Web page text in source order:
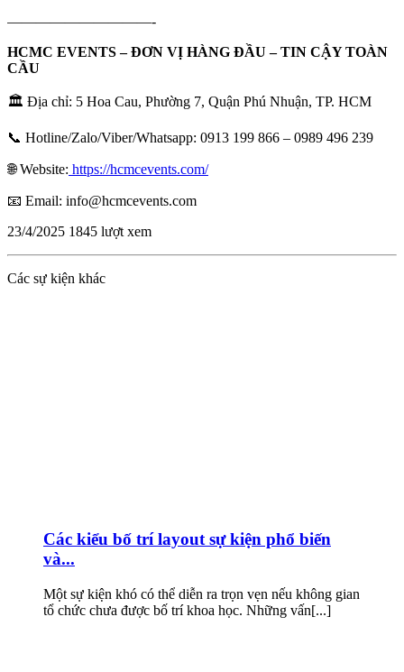
——————————-
HCMC EVENTS – ĐƠN VỊ HÀNG ĐẦU – TIN CẬY TOÀN
CẦU
🏛️ Địa chỉ: 5 Hoa Cau, Phường 7, Quận Phú Nhuận, TP. HCM
📞 Hotline/Zalo/Viber/Whatsapp: 0913 199 866 – 0989 496 239
🌐 Website: https://hcmcevents.com/
📧 Email: info@hcmcevents.com
23/4/2025 1845 lượt xem
Các sự kiện khác
Các kiểu bố trí layout sự kiện phổ biến
và...
Một sự kiện khó có thể diễn ra trọn vẹn nếu không gian
tổ chức chưa được bố trí khoa học. Những vấn[...]